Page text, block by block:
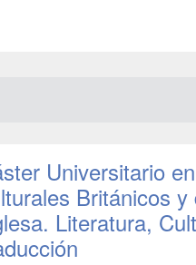
Universitario
Británicos
Literatura,